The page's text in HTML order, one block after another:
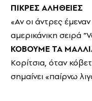
ΠΙΚΡΕΣ ΑΛΗΘΕΙΕΣ
«Αν οι άντρες
αμερικάνικη σειρά
ΚΟΒΟΥΜΕ ΤΑ
Κορίτσια, όταν
σημαίνει «παίρνω